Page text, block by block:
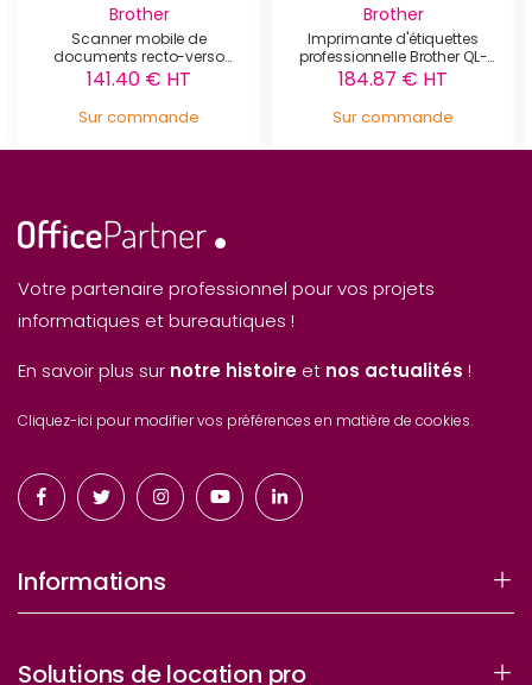
Brother
Scanner mobile de
documents recto-verso
Brother - DS-740D
141.40 € HT
Sur commande
Brother
Imprimante d'étiquettes
professionnelle Brother QL-
820NWBc
184.87 € HT
Sur commande
Votre partenaire professionnel pour vos projets
informatiques et bureautiques !
En savoir plus sur notre histoire et nos actualités !
Cliquez-ici pour modifier vos préférences en matière de cookies.
Informations
Solutions de location pro